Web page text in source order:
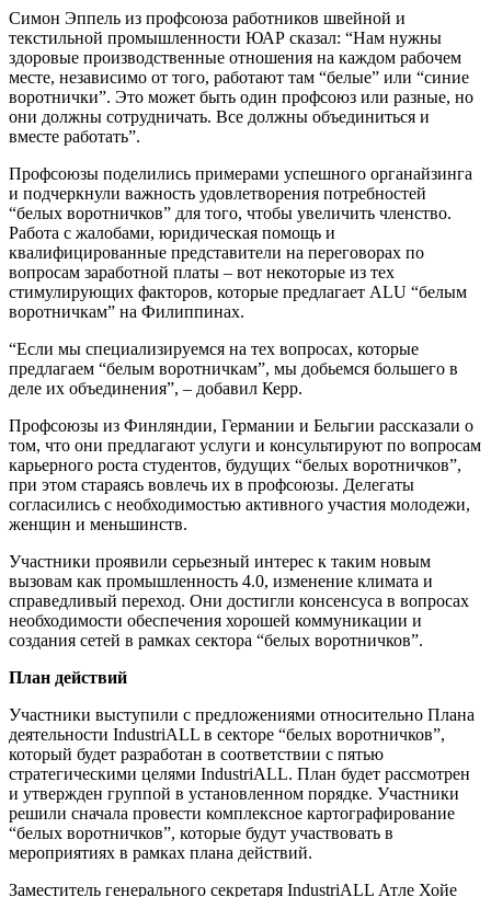
Симон Эппель из профсоюза работников швейной и
текстильной промышленности ЮАР сказал: “Нам нужны
здоровые производственные отношения на каждом рабочем
месте, независимо от того, работают там “белые” или “синие
воротнички”. Это может быть один профсоюз или разные, но
они должны сотрудничать. Все должны объединиться и
вместе работать”.
Профсоюзы поделились примерами успешного органайзинга
и подчеркнули важность удовлетворения потребностей
“белых воротничков” для того, чтобы увеличить членство.
Работа с жалобами, юридическая помощь и
квалифицированные представители на переговорах по
вопросам заработной платы – вот некоторые из тех
стимулирующих факторов, которые предлагает ALU “белым
воротничкам” на Филиппинах.
“Если мы специализируемся на тех вопросах, которые
предлагаем “белым воротничкам”, мы добьемся большего в
деле их объединения”, – добавил Керр.
Профсоюзы из Финляндии, Германии и Бельгии рассказали о
том, что они предлагают услуги и консультируют по вопросам
карьерного роста студентов, будущих “белых воротничков”,
при этом стараясь вовлечь их в профсоюзы. Делегаты
согласились с необходимостью активного участия молодежи,
женщин и меньшинств.
Участники проявили серьезный интерес к таким новым
вызовам как промышленность 4.0, изменение климата и
справедливый переход. Они достигли консенсуса в вопросах
необходимости обеспечения хорошей коммуникации и
создания сетей в рамках сектора “белых воротничков”.
План действий
Участники выступили с предложениями относительно Плана
деятельности IndustriALL в секторе “белых воротничков”,
который будет разработан в соответствии с пятью
стратегическими целями IndustriALL. План будет рассмотрен
и утвержден группой в установленном порядке. Участники
решили сначала провести комплексное картографирование
“белых воротничков”, которые будут участвовать в
мероприятиях в рамках плана действий.
Заместитель генерального секретаря IndustriALL Атле Хойе